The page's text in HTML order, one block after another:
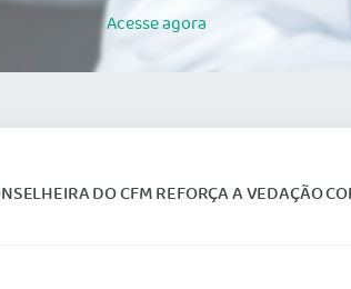
Acesseagora
DO CFM REFORÇA A VEDAÇÃO CONTRA A PRESENÇA